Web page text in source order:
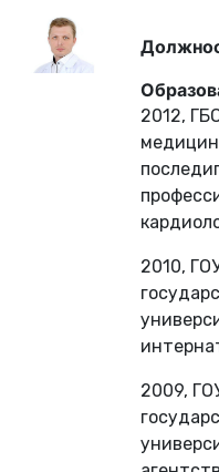
2012,
2010,
2009,